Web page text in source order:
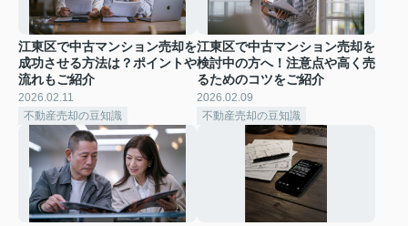
江東区で中古マンション売却を
成功させる方法は？ポイントや
流れもご紹介
2026.02.11
不動産売却の豆知識
江東区で中古マンション売却を
検討中の方へ！注意点や高く売
るためのコツをご紹介
2026.02.09
不動産売却の豆知識